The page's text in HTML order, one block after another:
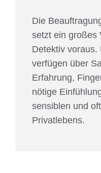
Die
setzt ein großes
Detektiv voraus.
verfügen über
Erfahrung,
nötige
sensiblen und
Privatlebens.